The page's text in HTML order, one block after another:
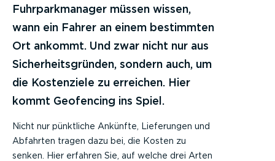
Fuhrparkmanager müssen wissen,
wann ein Fahrer an einem bestimmten
Ort ankommt. Und zwar nicht nur aus
Sicherheitsgründen, sondern auch, um
die Kostenziele zu erreichen. Hier
kommt Geofencing ins Spiel.
Nicht nur pünktliche Ankünfte, Lieferungen und
Abfahrten tragen dazu bei, die Kosten zu
senken. Hier erfahren Sie, auf welche drei Arten